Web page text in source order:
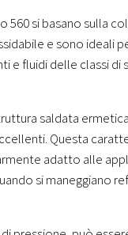
560 si basano sulla
e sono ideali
e fluidi delle classi di
saldata
Questa
adatto alle
si maneggiano